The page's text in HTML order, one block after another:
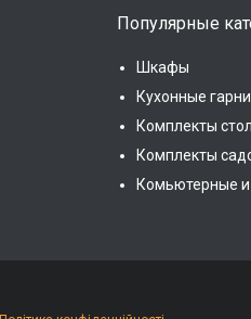
Популярные
Шкафы
Кухонные
Комплекты
Комплекты
Комьютерные